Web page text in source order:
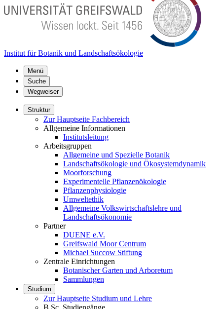
Institut für Botanik und Landschaftsökologie
Menü
Suche
Wegweiser
Struktur
Zur Hauptseite Fachbereich
Allgemeine Informationen
Institutsleitung
Arbeitsgruppen
Allgemeine und Spezielle Botanik
Landschaftsökologie und Ökosystemdynamik
Moorforschung
Experimentelle Pflanzenökologie
Pflanzenphysiologie
Umweltethik
Allgemeine Volkswirtschaftslehre und
Landschaftsökonomie
Partner
DUENE e.V.
Greifswald Moor Centrum
Michael Succow Stiftung
Zentrale Einrichtungen
Botanischer Garten und Arboretum
Sammlungen
Studium
Zur Hauptseite Studium und Lehre
B.Sc. Studiengänge